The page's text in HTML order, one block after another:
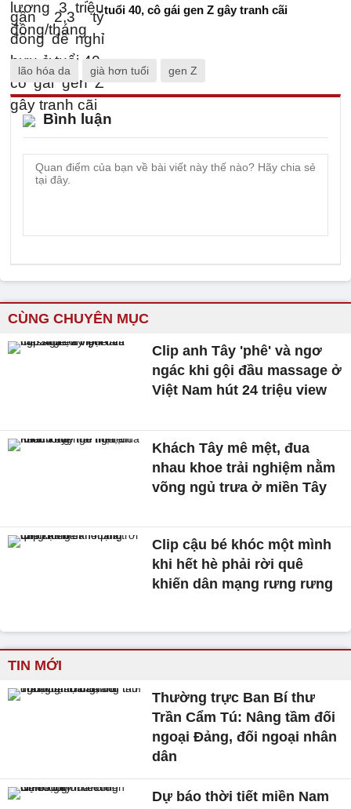
tuổi 40, cô gái gen Z gây tranh cãi
lão hóa da già hơn tuổi gen Z
Bình luận
CÙNG CHUYÊN MỤC
Clip anh Tây 'phê' và ngơ
ngác khi gội đầu massage ở
Việt Nam hút 24 triệu view
Khách Tây mê mệt, đua
nhau khoe trải nghiệm nằm
võng ngủ trưa ở miền Tây
Clip cậu bé khóc một mình
khi hết hè phải rời quê
khiến dân mạng rưng rưng
TIN MỚI
Thường trực Ban Bí thư
Trần Cẩm Tú: Nâng tầm đối
ngoại Đảng, đối ngoại nhân
dân
Dự báo thời tiết miền Nam